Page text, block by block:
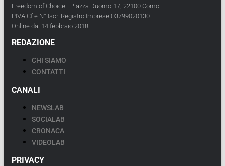
Freedom of Choice - Piazza Duomo 17, 22100 Como
PIVA Cf e N° Iscr. Registro Imprese 03799020130
Online dal 14 febbraio 2018
REDAZIONE
CHI SIAMO
CONTATTI
CANALI
NEWSLAB
SOCIALAB
CRONACA
VIDEOLAB
PRIVACY